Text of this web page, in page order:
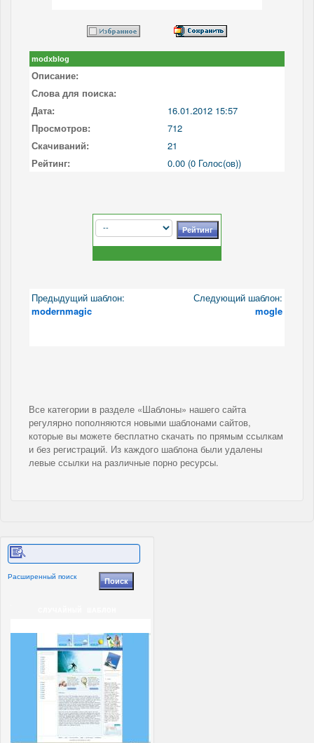
modxblog
Описание:
Слова для поиска:
Дата:
16.01.2012 15:57
Просмотров:
712
Скачиваний:
21
Рейтинг:
0.00 (0 Голос(ов))
Предыдущий шаблон:
modernmagic
Следующий шаблон:
mogle
Все категории в разделе «Шаблоны» нашего сайта
регулярно пополняются новыми шаблонами сайтов,
которые вы можете бесплатно скачать по прямым ссылкам
и без регистраций. Из каждого шаблона были удалены
левые ссылки на различные порно ресурсы.
Расширенный поиск